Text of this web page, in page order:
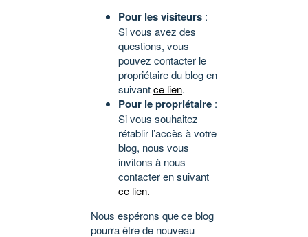
Pour les visiteurs :
Si vous avez des
questions, vous
pouvez contacter le
propriétaire du blog en
suivantce lien.
Pour le propriétaire :
Si vous souhaitez
rétablir l’accès à votre
blog, nous vous
invitons à nous
contacter en suivant
ce lien.
Nous espérons que ce blog
pourra être de nouveau